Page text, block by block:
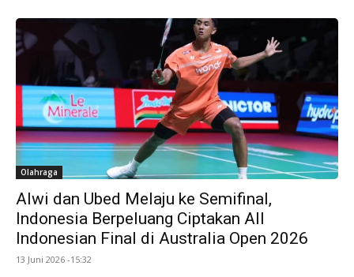
Olahraga
Alwi dan Ubed Melaju ke Semifinal,
Indonesia Berpeluang Ciptakan All
Indonesian Final di Australia Open 2026
13 Juni 2026 -15:32